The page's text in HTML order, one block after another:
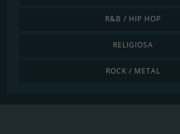
R&B / HIP HOP
RELIGIOSA
ROCK / METAL